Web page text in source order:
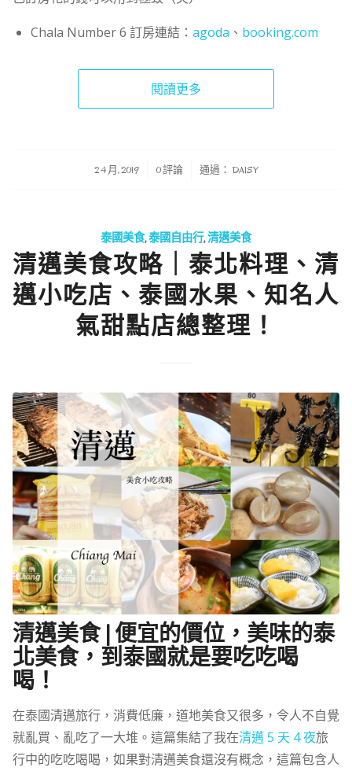
Chala Number 6 訂房連結： agoda 、 booking.com
閱讀更多
2 4 月, 2019
/ 0 評論 通過： DAISY
泰國美食,泰國自由行,清邁美食
清邁美食攻略｜泰北料理、清
邁小吃店、泰國水果、知名人
氣甜點店總整理！
清邁美食 | 便宜的價位，美味的泰
北美食，到泰國就是要吃吃喝
喝！
在泰國清邁旅行，消費低廉，道地美食又很多，令人不自覺
就亂買、亂吃了一大堆。這篇集結了我在清邁 5 天 4 夜旅
行中的吃吃喝喝，如果對清邁美食還沒有概念，這篇包含人